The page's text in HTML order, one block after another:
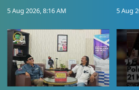
5 Aug 2026, 8:16 AM 5 Aug